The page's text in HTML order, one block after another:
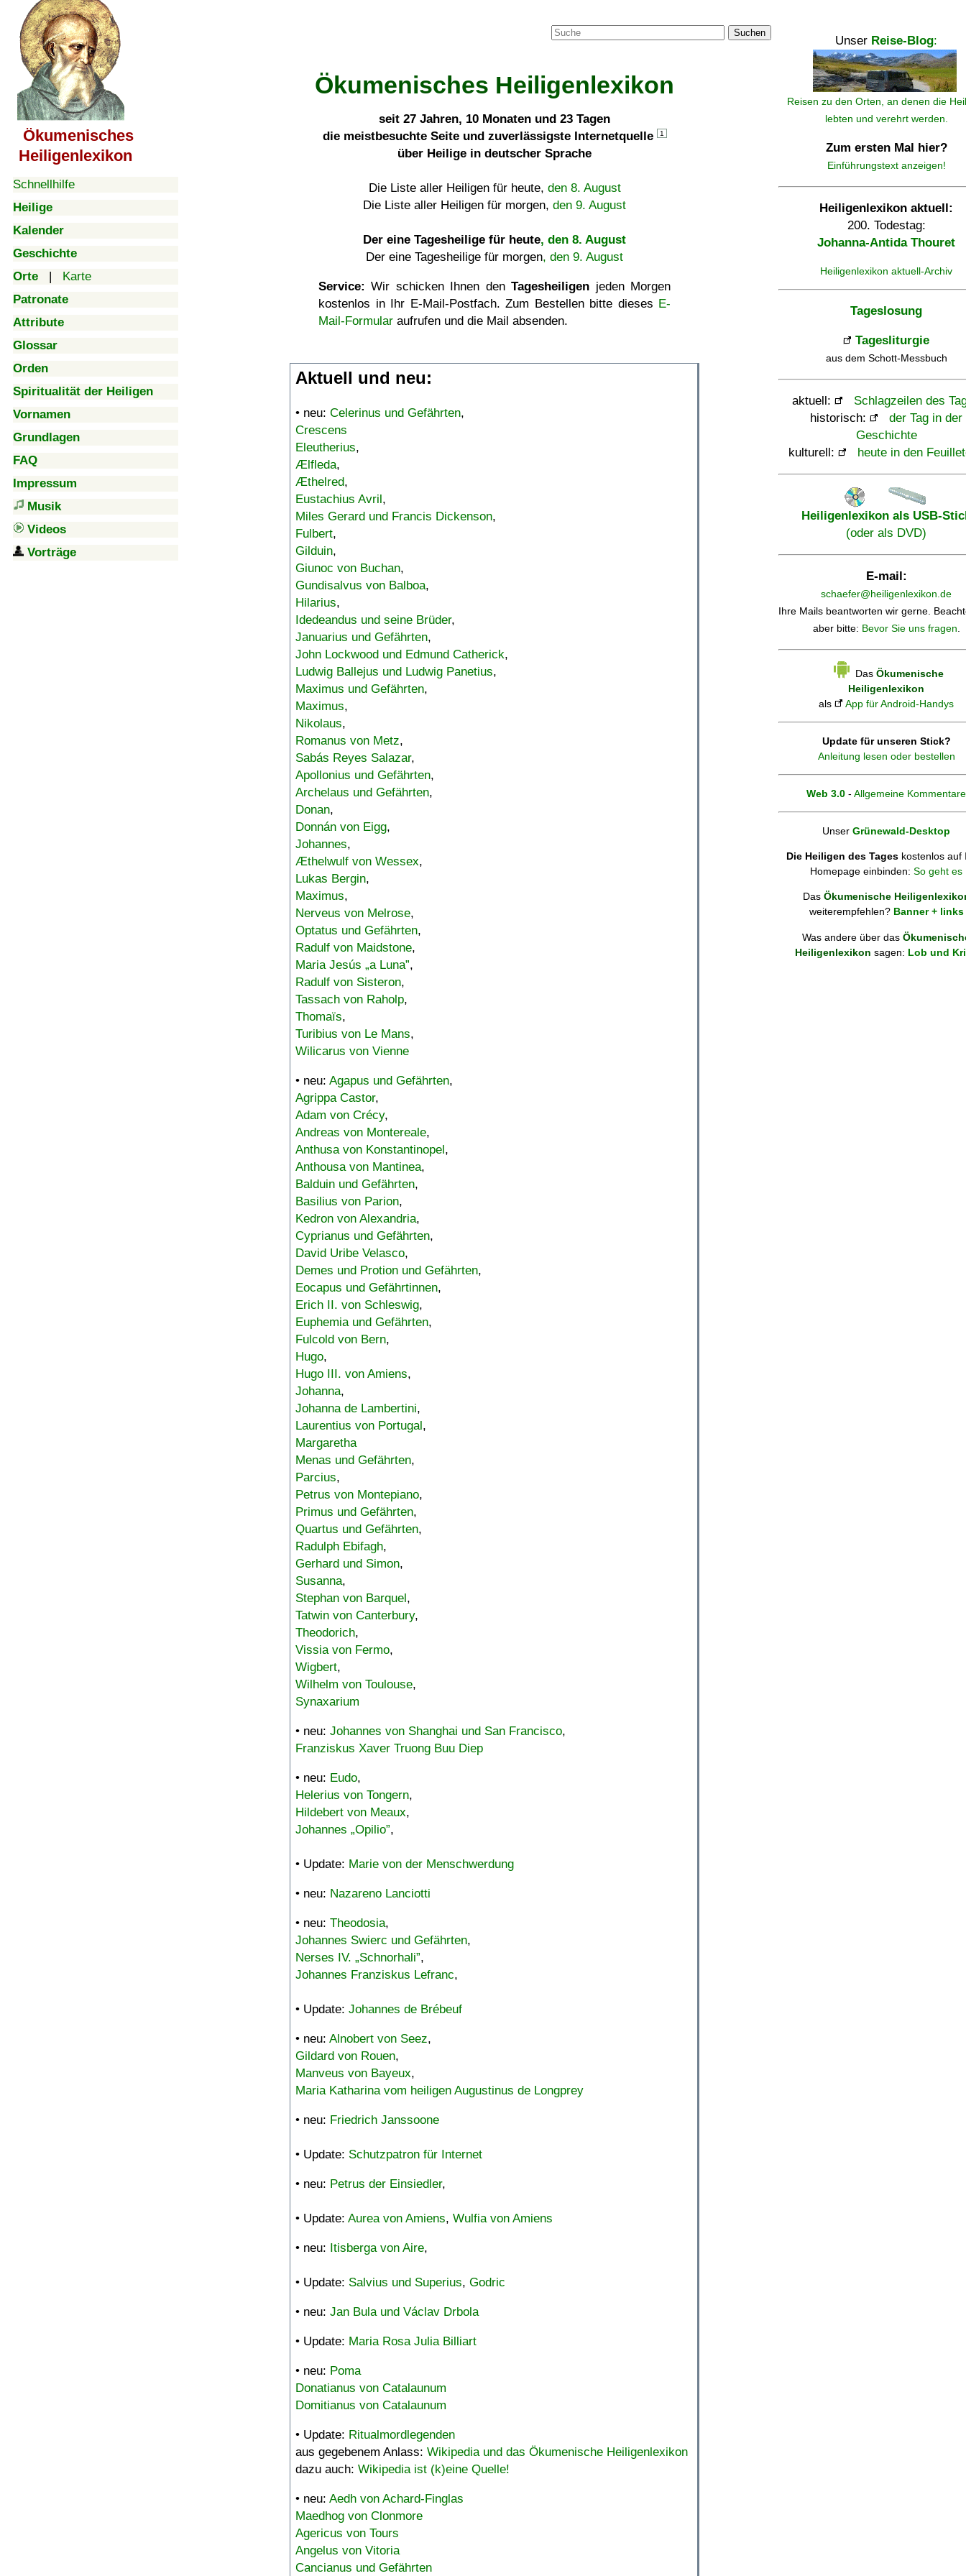
Ökumenisches
Heiligenlexikon
Schnellhilfe
Heilige
Kalender
Geschichte
Orte | Karte
Patronate
Attribute
Glossar
Orden
Spiritualität der Heiligen
Vornamen
Grundlagen
FAQ
Impressum
Musik
Videos
Vorträge
Suchen
Ökumenisches Heiligenlexikon
seit 27 Jahren, 10 Monaten und 23 Tagen
die meistbesuchte Seite und zuverlässigste Internetquelle
1
über Heilige in deutscher Sprache
Die Liste aller Heiligen für heute, den 8. August
Die Liste aller Heiligen für morgen, den 9. August
Der eine Tagesheilige für heute, den 8. August
Der eine Tagesheilige für morgen, den 9. August
Service: Wir schicken Ihnen denTagesheiligen jeden Morgen
kostenlos in Ihr E-Mail-Postfach. Zum Bestellen bitte dieses E-
Mail-Formular aufrufen und die Mail absenden.
Aktuell und neu:
• neu: Celerinus und Gefährten,
Crescens
Eleutherius,
Ælfleda,
Æthelred,
Eustachius Avril,
Miles Gerard und Francis Dickenson,
Fulbert,
Gilduin,
Giunoc von Buchan,
Gundisalvus von Balboa,
Hilarius,
Idedeandus und seine Brüder,
Januarius und Gefährten,
John Lockwood und Edmund Catherick,
Ludwig Ballejus und Ludwig Panetius,
Maximus und Gefährten,
Maximus,
Nikolaus,
Romanus von Metz,
Sabás Reyes Salazar,
Apollonius und Gefährten,
Archelaus und Gefährten,
Donan,
Donnán von Eigg,
Johannes,
Æthelwulf von Wessex,
Lukas Bergin,
Maximus,
Nerveus von Melrose,
Optatus und Gefährten,
Radulf von Maidstone,
Maria Jesús „a Luna”,
Radulf von Sisteron,
Tassach von Raholp,
Thomaïs,
Turibius von Le Mans,
Wilicarus von Vienne
• neu: Agapus und Gefährten,
Agrippa Castor,
Adam von Crécy,
Andreas von Montereale,
Anthusa von Konstantinopel,
Anthousa von Mantinea,
Balduin und Gefährten,
Basilius von Parion,
Kedron von Alexandria,
Cyprianus und Gefährten,
David Uribe Velasco,
Demes und Protion und Gefährten,
Eocapus und Gefährtinnen,
Erich II. von Schleswig,
Euphemia und Gefährten,
Fulcold von Bern,
Hugo,
Hugo III. von Amiens,
Johanna,
Johanna de Lambertini,
Laurentius von Portugal,
Margaretha
Menas und Gefährten,
Parcius,
Petrus von Montepiano,
Primus und Gefährten,
Quartus und Gefährten,
Radulph Ebifagh,
Gerhard und Simon,
Susanna,
Stephan von Barquel,
Tatwin von Canterbury,
Theodorich,
Vissia von Fermo,
Wigbert,
Wilhelm von Toulouse,
Synaxarium
• neu: Johannes von Shanghai und San Francisco,
Franziskus Xaver Truong Buu Diep
• neu: Eudo,
Helerius von Tongern,
Hildebert von Meaux,
Johannes „Opilio”,
• Update: Marie von der Menschwerdung
• neu: Nazareno Lanciotti
• neu: Theodosia,
Johannes Swierc und Gefährten,
Nerses IV. „Schnorhali”,
Johannes Franziskus Lefranc,
• Update: Johannes de Brébeuf
• neu: Alnobert von Seez,
Gildard von Rouen,
Manveus von Bayeux,
Maria Katharina vom heiligen Augustinus de Longprey
• neu: Friedrich Janssoone
• Update: Schutzpatron für Internet
• neu: Petrus der Einsiedler,
• Update: Aurea von Amiens, Wulfia von Amiens
• neu: Itisberga von Aire,
• Update: Salvius und Superius, Godric
• neu: Jan Bula und Václav Drbola
• Update: Maria Rosa Julia Billiart
• neu: Poma
Donatianus von Catalaunum
Domitianus von Catalaunum
• Update: Ritualmordlegenden
aus gegebenem Anlass: Wikipedia und das Ökumenische Heiligenlexikon
dazu auch: Wikipedia ist (k)eine Quelle!
• neu: Aedh von Achard-Finglas
Maedhog von Clonmore
Agericus von Tours
Angelus von Vitoria
Cancianus und Gefährten
Unser Reise-Blog:
Reisen zu den Orten, an denen die
lebten und verehrt werden.
Zum ersten Mal hier?
Einführungstext anzeigen!
Heiligenlexikon aktuell:
200. Todestag:
Johanna-Antida Thouret
Heiligenlexikon aktuell-Archiv
Tageslosung
Tagesliturgie
aus dem Schott-Messbuch
aktuell:
Schlagzeilen des
historisch:
der Tag in der
Geschichte
kulturell:
heute in den
Heiligenlexikon als USB-
(oder als DVD)
E-mail:
schaefer@heiligenlexikon.de
Ihre Mails beantworten wir gerne.
aber bitte: Bevor Sie uns fragen.
Das Ökumenische
Heiligenlexikon
als
App für Android-Handys
Update für unseren Stick?
Anleitung lesen oder bestellen
Web 3.0 - Allgemeine Kommentare
Unser Grünewald-Desktop
Die Heiligen des Tages kostenlos auf
Homepage einbinden: So geht es
Das Ökumenische
weiterempfehlen? Banner + links
Was andere über das
Heiligenlexikon sagen: Lob und